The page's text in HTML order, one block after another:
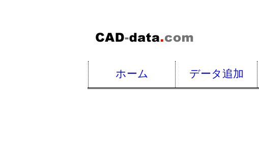
ホーム データ追加